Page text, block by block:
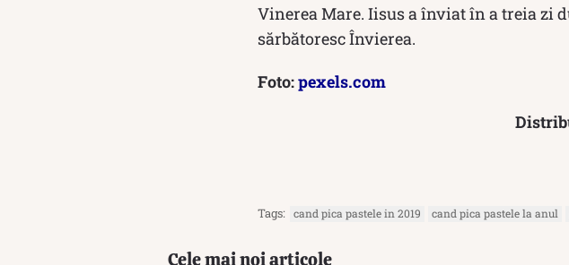
Vinerea Mare. Iisus a înviat în a treia zi
sărbătoresc Învierea.
Foto:pexels.com
Tags: cand pica pastele in 2019 cand pica pastele la anul
Cele mai noi articole